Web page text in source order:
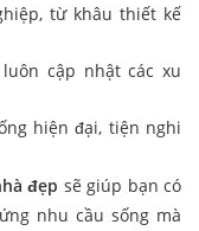
từ khâu thiết kế
cập nhật các xu
hiện đại, tiện nghi
đẹp sẽ giúp bạn có
nhu cầu sống mà